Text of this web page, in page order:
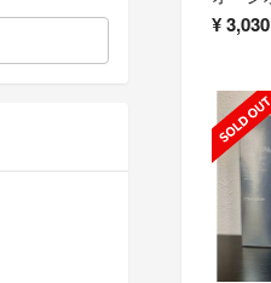
¥3,030